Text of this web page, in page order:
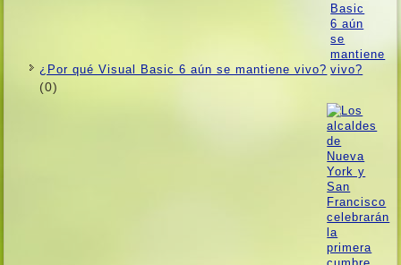
¿Por qué Visual Basic 6 aún se mantiene vivo?
(0)